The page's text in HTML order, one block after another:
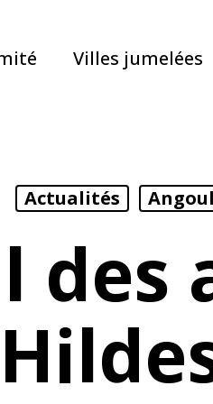
Villes jumelées
Actualités
des